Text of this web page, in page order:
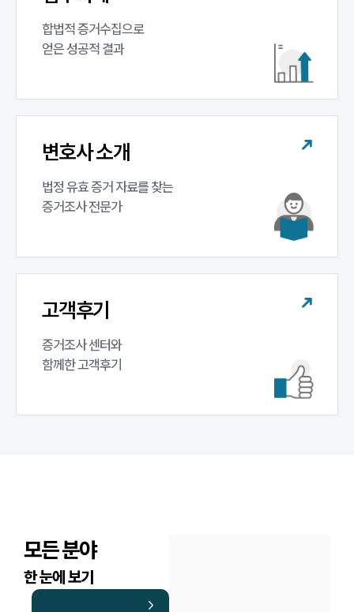
구성원 소개
증거조사전문변호사
소식/자료
법률 블로그
법률서식
대륜법률상담예약
합법적 증거수집으로
얻은 성공적 결과
변호사 소개
법정 유효 증거 자료를 찾는
증거조사 전문가
고객후기
증거조사 센터와
함께한 고객후기
모든 분야
한 눈에 보기